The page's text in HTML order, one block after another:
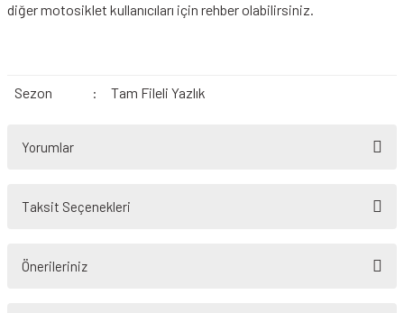
diğer motosiklet kullanıcıları için rehber olabilirsiniz.
Sezon : Tam Fileli Yazlık
Yorumlar
Taksit Seçenekleri
Önerileriniz